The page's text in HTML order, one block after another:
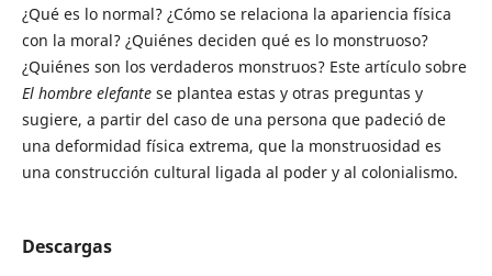
¿Qué es lo normal? ¿Cómo se relaciona la apariencia física
con la moral? ¿Quiénes deciden qué es lo monstruoso?
¿Quiénes son los verdaderos monstruos? Este artículo sobre
El hombre elefante se plantea estas y otras preguntas y
sugiere, a partir del caso de una persona que padeció de
una deformidad física extrema, que la monstruosidad es
una construcción cultural ligada al poder y al colonialismo.
Descargas